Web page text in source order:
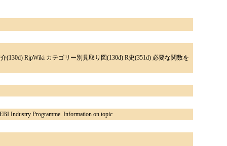
(130d) RjpWiki カテゴリー別見取り図(130d) R史(351d) 必要な関数を
Industry Programme. Information on topic